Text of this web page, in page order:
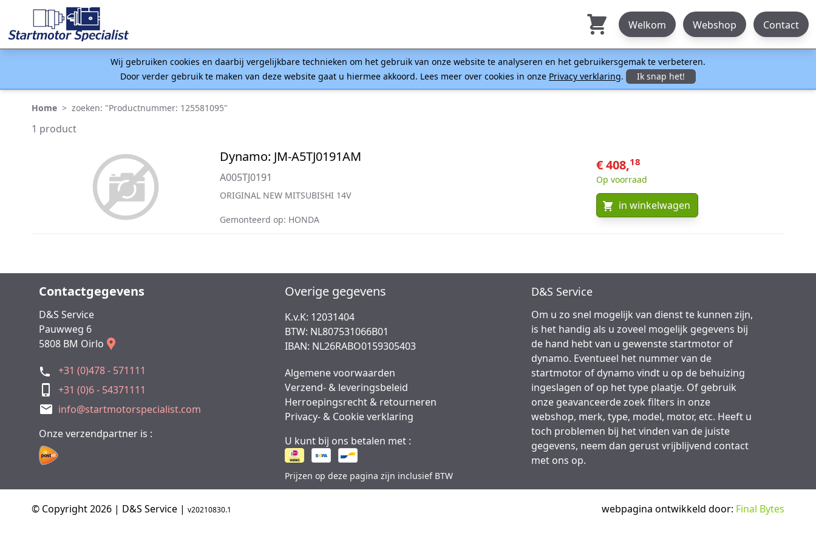
Welkom Webshop Contact
Wij gebruiken cookies en daarbij vergelijkbare technieken om het gebruik van onze website te analyseren en het gebruikersgemak te verbeteren.
Door verder gebruik te maken van deze website gaat u hiermee akkoord. Lees meer over cookies in onze Privacy verklaring. Ik snap het!
Home > zoeken: "Productnummer: 125581095"
1 product
Dynamo: JM-A5TJ0191AM
A005TJ0191
ORIGINAL NEW MITSUBISHI 14V
Gemonteerd op: HONDA
€ 408,18
Op voorraad
in winkelwagen
Contactgegevens
D&S Service
Pauwweg 6
5808 BM Oirlo
+31 (0)478 - 571111
+31 (0)6 - 54371111
info@startmotorspecialist.com
Onze verzendpartner is :
Overige gegevens
K.v.K: 12031404
BTW: NL807531066B01
IBAN: NL26RABO0159305403
Algemene voorwaarden
Verzend- & leveringsbeleid
Herroepingsrecht & retourneren
Privacy- & Cookie verklaring
U kunt bij ons betalen met :
Prijzen op deze pagina zijn inclusief BTW
D&S Service
Om u zo snel mogelijk van dienst te kunnen zijn,
is het handig als u zoveel mogelijk gegevens bij
de hand hebt van u gewenste startmotor of
dynamo. Eventueel het nummer van de
startmotor of dynamo vindt u op de behuizing
ingeslagen of op het type plaatje. Of gebruik
onze geavanceerde zoek filters in onze
webshop, merk, type, model, motor, etc. Heeft u
toch problemen bij het vinden van de juiste
gegevens, neem dan gerust vrijblijvend contact
met ons op.
© Copyright 2026 | D&S Service | v20210830.1 webpagina ontwikkeld door: Final Bytes